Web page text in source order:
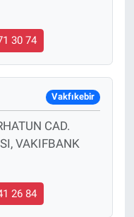
30 74
Vakfıkebir
CAD.
VAKIFBANK
26 84